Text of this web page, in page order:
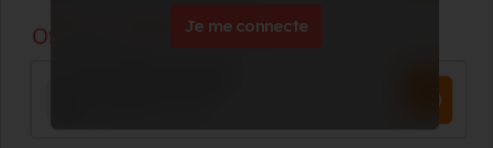
Je me connecte